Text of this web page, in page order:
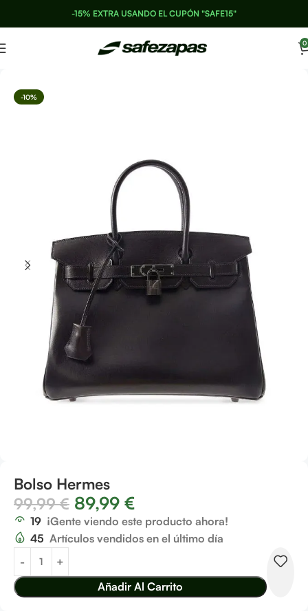
-15% EXTRA USANDO EL CUPÓN "SAFE15"
0
-10%
Bolso Hermes
99,99€ 89,99 €
19 ¡Gente viendo este producto ahora!
45 Artículos vendidos en el último día
Añadir Al Carrito